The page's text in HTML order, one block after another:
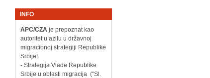
INFO
APC/CZAje prepoznat kao
autoritet u azilu u državnoj
migracionoj strategiji Republike
Srbije!
- Strategija Vlade Republike
Srbije u oblasti migracija ("Sl.